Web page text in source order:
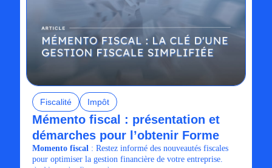
Fiscalité Impôt
Mémento fiscal : présentation et
démarches pour l’obtenir Forme
Momento fiscal : Restez informé des nouveautés fiscales
pour optimiser la gestion financière de votre entreprise.